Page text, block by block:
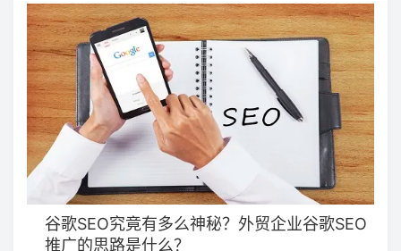
谷歌SEO究竟有多么神秘？外贸企业谷歌SEO
推广的思路是什么？